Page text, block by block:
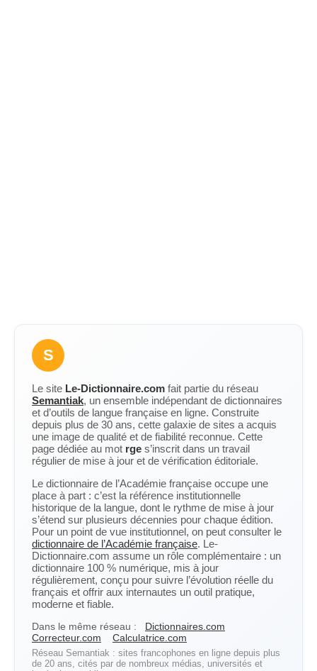
S
Le site Le-Dictionnaire.com fait partie du réseau
Semantiak, un ensemble indépendant de dictionnaires
et d’outils de langue française en ligne. Construite
depuis plus de 30 ans, cette galaxie de sites a acquis
une image de qualité et de fiabilité reconnue. Cette
page dédiée au mot rge s’inscrit dans un travail
régulier de mise à jour et de vérification éditoriale.
Le dictionnaire de l’Académie française occupe une
place à part : c’est la référence institutionnelle
historique de la langue, dont le rythme de mise à jour
s’étend sur plusieurs décennies pour chaque édition.
Pour un point de vue institutionnel, on peut consulter le
dictionnaire de l’Académie française. Le-
Dictionnaire.com assume un rôle complémentaire : un
dictionnaire 100 % numérique, mis à jour
régulièrement, conçu pour suivre l’évolution réelle du
français et offrir aux internautes un outil pratique,
moderne et fiable.
Dans le même réseau :
Dictionnaires.com
Correcteur.com
Calculatrice.com
Réseau Semantiak : sites francophones en ligne depuis plus
de 20 ans, cités par de nombreux médias, universités et